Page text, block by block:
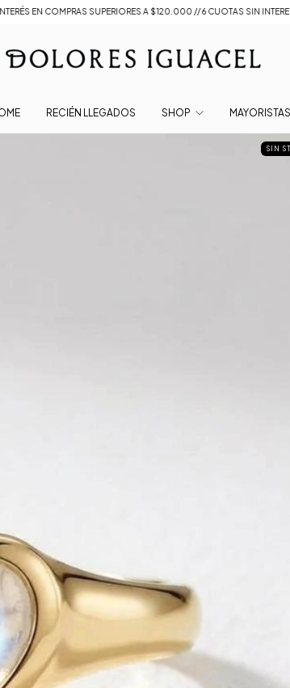
SUPERIORES A $120.000 // 6 CUOTAS SIN INTERES EN
RECIÉN LLEGADOS SHOP MAYORISTAS
SIN